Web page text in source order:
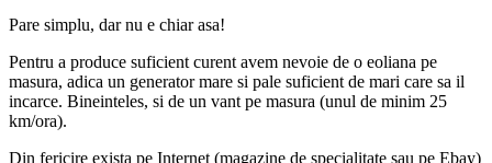
Pare simplu, dar nu e chiar asa!
Pentru a produce suficient curent avem nevoie de o eoliana pe
masura, adica un generator mare si pale suficient de mari care sa il
incarce. Bineinteles, si de un vant pe masura (unul de minim 25
km/ora).
Din fericire exista pe Internet (magazine de specialitate sau pe Ebay)